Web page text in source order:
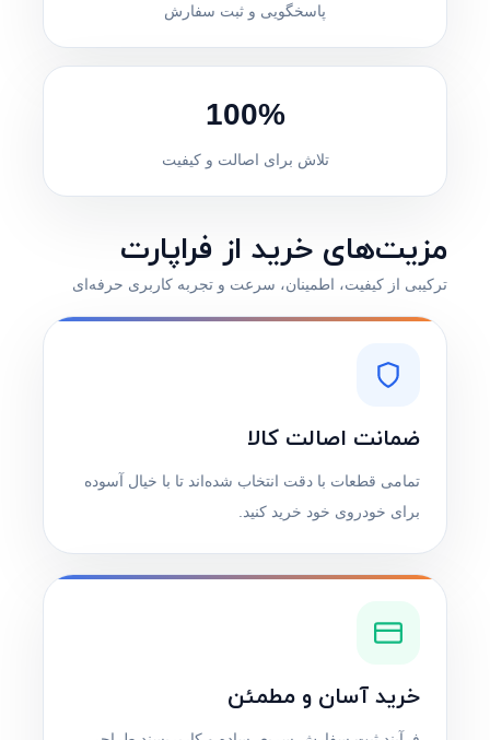
پاسخگویی و ثبت سفارش
100%
تلاش برای اصالت و کیفیت
مزیت‌های خرید از فراپارت
ترکیبی از کیفیت، اطمینان، سرعت و تجربه کاربری حرفه‌ای
ضمانت اصالت کالا
تمامی قطعات با دقت انتخاب شده‌اند تا با خیال آسوده
برای خودروی خود خرید کنید.
خرید آسان و مطمئن